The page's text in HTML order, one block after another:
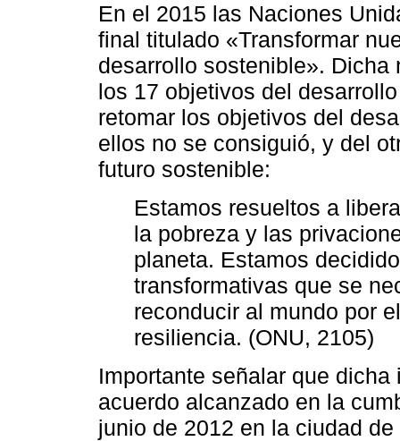
En el 2015 las Naciones
final titulado «Transformar
desarrollo sostenible».
los 17 objetivos del
retomar los objetivos del
ellos no se consiguió, y del
futuro sostenible:
Estamos resueltos a
la pobreza y las
planeta. Estamos
transformativas que se
reconducir al mundo por
resiliencia. (ONU, 2105)
Importante señalar que
acuerdo alcanzado en la
junio de 2012 en la ciudad